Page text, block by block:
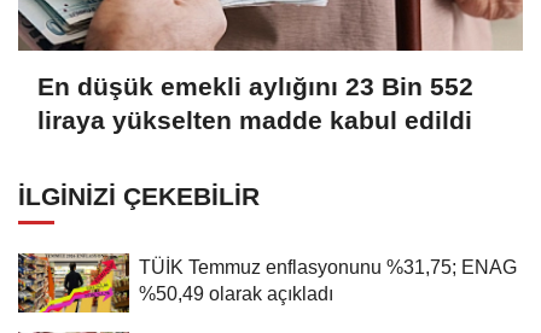
En düşük emekli aylığını 23 Bin 552
liraya yükselten madde kabul edildi
İLGINIZI ÇEKEBILIR
TÜİK Temmuz enflasyonunu %31,75; ENAG
%50,49 olarak açıkladı